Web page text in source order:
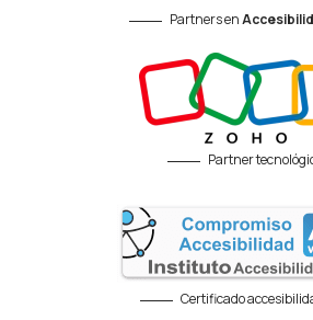
Partners en
Partner
Certificado